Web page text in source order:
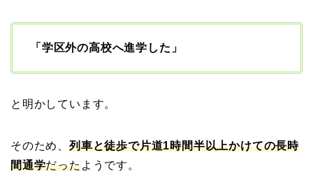
「学区外の高校へ進学した」
と明かしています。
そのため、 列車と徒歩で片道1時間半以上かけての長時
間通学だったようです。